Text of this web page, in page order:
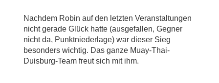
Nachdem Robin auf den letzten Veranstaltungen
nicht gerade Glück hatte (ausgefallen, Gegner
nicht da, Punktniederlage) war dieser Sieg
besonders wichtig. Das ganze Muay-Thai-
Duisburg-Team freut sich mit ihm.